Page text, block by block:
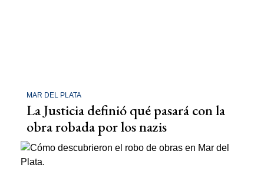
MAR DEL PLATA
La Justicia definió qué pasará con la
obra robada por los nazis